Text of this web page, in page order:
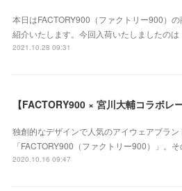
本日はFACTORY900（ファクトリー900）
紹介いたします。今回入荷いたしましたのは
2021.10.28 09:31
独創的なデザインで人気のアイウェアブラン
「FACTORY900（ファクトリー900）」。そ
2020.10.16 09:47